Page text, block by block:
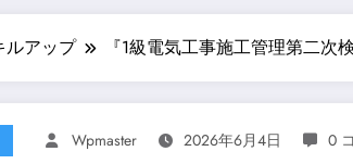
ルアップ 『1級電気工事施工管理第二
Wpmaster 2026年6月4日 0